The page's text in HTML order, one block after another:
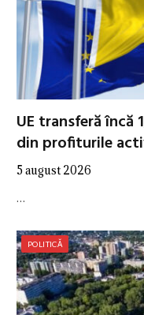
UE transferă încă
din profiturile
5 august 2026
…
POLITICĂ